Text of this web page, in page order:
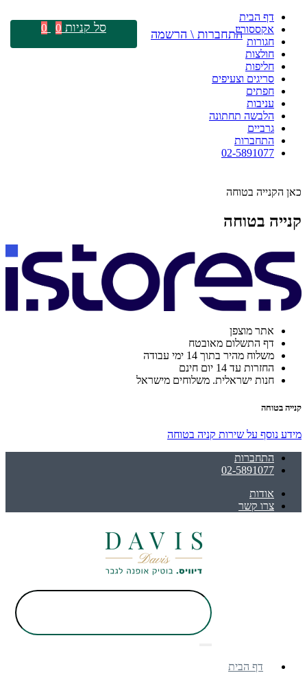
דף הבית
אקססוריז
חגורות
חולצות
חליפות
סריגים וצעיפים
חפתים
עניבות
הלבשה תחתונה
גרביים
התחברות
02-5891077
כאן הקנייה בטוחה
קנייה בטוחה
אתר מוצפן
דף התשלום מאובטח
משלוח מהיר בתוך 14 ימי עבודה
החזרות עד 14 יום חינם
חנות ישראלית. משלוחים מישראל
קנייה בטוחה
מידע נוסף על שירות קניה בטוחה
התחברות
02-5891077
אודות
צרו קשר
התחברות \ הרשמה סל קניות 0
0
דף הבית